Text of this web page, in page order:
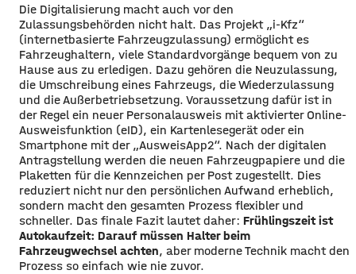
Die Digitalisierung macht auch vor den
Zulassungsbehörden nicht halt. Das Projekt „i-Kfz“
(internetbasierte Fahrzeugzulassung) ermöglicht es
Fahrzeughaltern, viele Standardvorgänge bequem von zu
Hause aus zu erledigen. Dazu gehören die Neuzulassung,
die Umschreibung eines Fahrzeugs, die Wiederzulassung
und die Außerbetriebsetzung. Voraussetzung dafür ist in
der Regel ein neuer Personalausweis mit aktivierter Online-
Ausweisfunktion (eID), ein Kartenlesegerät oder ein
Smartphone mit der „AusweisApp2“. Nach der digitalen
Antragstellung werden die neuen Fahrzeugpapiere und die
Plaketten für die Kennzeichen per Post zugestellt. Dies
reduziert nicht nur den persönlichen Aufwand erheblich,
sondern macht den gesamten Prozess flexibler und
schneller. Das finale Fazit lautet daher: Frühlingszeit ist
Autokaufzeit: Darauf müssen Halter beim
Fahrzeugwechsel achten, aber moderne Technik macht den
Prozess so einfach wie nie zuvor.